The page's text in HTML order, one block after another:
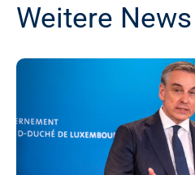
Weitere News